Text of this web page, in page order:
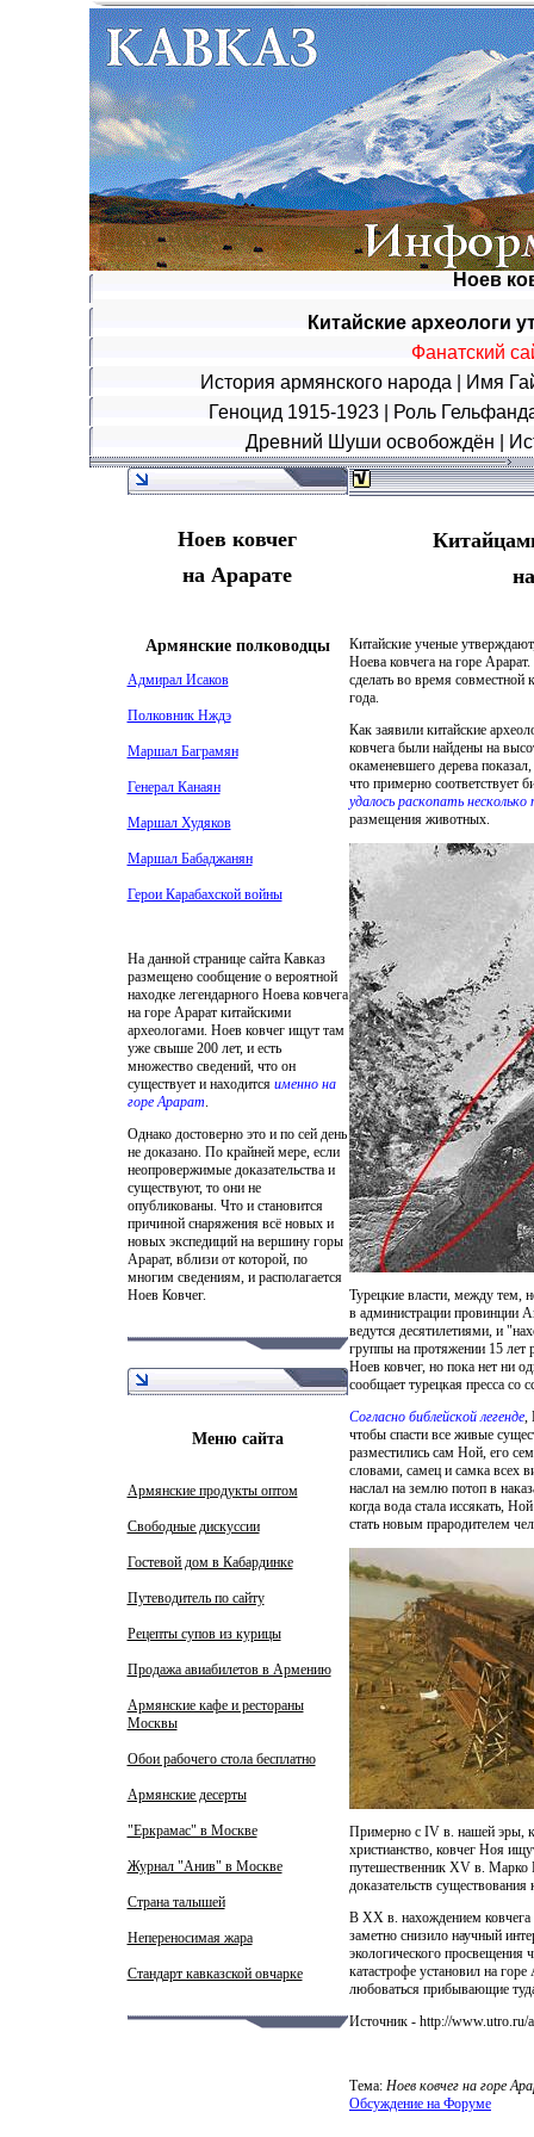
Ноев
Китайские археологи
Фанатский
История армянского народа
Имя
Геноцид 1915-1923
Роль
Древний Шуши освобождён
Ноев ковчег
на Арарате
Армянские полководцы
Адмирал Исаков
Полковник Нждэ
Маршал Баграмян
Генерал Канаян
Маршал Худяков
Маршал Бабаджанян
Герои Карабахской войны
На данной странице сайта Кавказ
размещено сообщение о вероятной
находке легендарного Ноева ковчега
на горе Арарат китайскими
археологами. Ноев ковчег ищут там
уже свыше 200 лет, и есть
множество сведений, что он
существует и находится именно на
горе Арарат.
Однако достоверно это и по сей день
не доказано. По крайней мере, если
неопровержимые доказательства и
существуют, то они не
опубликованы. Что и становится
причиной снаряжения всё новых и
новых экспедиций на вершину горы
Арарат, вблизи от которой, по
многим сведениям, и располагается
Ноев Ковчег.
Меню сайта
Армянские продукты оптом
Свободные дискуссии
Гостевой дом в Кабардинке
Путеводитель по сайту
Рецепты супов из курицы
Продажа авиабилетов в Армению
Армянские кафе и рестораны
Москвы
Обои рабочего стола бесплатно
Армянские десерты
"Еркрамас" в Москве
Журнал "Анив" в Москве
Страна талышей
Непереносимая жара
Стандарт кавказской овчарке
Китайские ученые
Ноева ковчега на горе
сделать во время совместной
года.
Как заявили китайские
ковчега были найдены на
окаменевшего дерева
что примерно соответствует
удалось раскопать
размещения животных.
Турецкие власти, между тем,
в администрации провинции
ведутся десятилетиями, и
группы на протяжении 15
Ноев ковчег, но пока нет ни
сообщает турецкая пресса со
Согласно библейской легенде,
чтобы спасти все живые
разместились сам Ной, его
словами, самец и самка всех
наслал на землю потоп в
когда вода стала иссякать,
стать новым прародителем
Примерно с IV в. нашей эры,
христианство, ковчег Ноя
путешественник XV в. Марко
доказательств существования
В XX в. нахождением ковчега
заметно снизило научный
экологического просвещения
катастрофе установил на
любоваться прибывающие
Источник - http://www.utro.ru/
Тема: Ноев ковчег на горе
Обсуждение на Форуме